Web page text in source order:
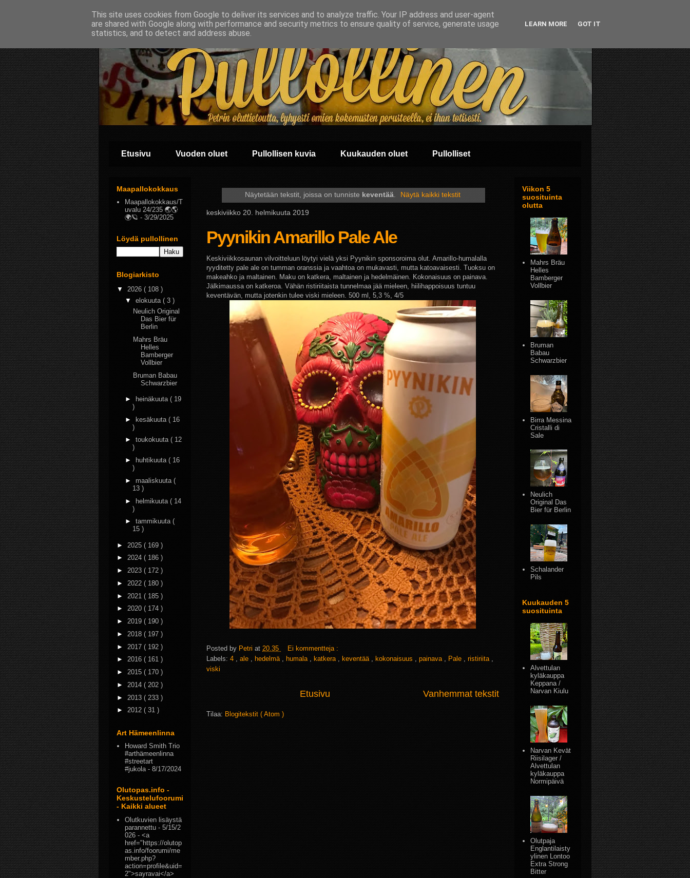
Etusivu Vuoden oluet Pullollisen kuvia Kuukauden oluet Pullolliset
Näytetään tekstit, joissa on tunniste keventää. Näytä kaikki tekstit
keskiviikko 20. helmikuuta 2019
Pyynikin Amarillo Pale Ale
Keskiviikkosaunan vilvoitteluun löytyi vielä yksi Pyynikin sponsoroima olut. Amarillo-humalalla
ryyditetty pale ale on tumman oranssia ja vaahtoa on mukavasti, mutta katoavaisesti. Tuoksu on
makeahko ja maltainen. Maku on katkera, maltainen ja hedelmäinen. Kokonaisuus on painava.
Jälkimaussa on katkeroa. Vähän ristiriitaista tunnelmaa jää mieleen, hiilihappoisuus tuntuu
keventävän, mutta jotenkin tulee viski mieleen. 500 ml, 5,3 %, 4/5
Posted by Petri at 20.35
Ei kommentteja :
Labels: 4 , ale , hedelmä , humala , katkera , keventää , kokonaisuus , painava , Pale , ristiriita ,
viski
Vanhemmat tekstit
Etusivu
Tilaa: Blogitekstit ( Atom )
Maapallokokkaus
Maapallokokkaus/T
uvalu 24/235 🌏🌎
🌍🪐 - 3/29/2025
Löydä pullollinen
Blogiarkisto
▼ 2026 ( 108 )
▼ elokuuta ( 3 )
Neulich Original
Das Bier für
Berlin
Mahrs Bräu
Helles
Bamberger
Vollbier
Bruman Babau
Schwarzbier
► heinäkuuta ( 19
)
► kesäkuuta ( 16
)
► toukokuuta ( 12
)
►
huhtikuuta ( 16
)
► maaliskuuta (
13 )
► helmikuuta ( 14
)
► tammikuuta (
15 )
► 2025 ( 169 )
► 2024 ( 186 )
► 2023 ( 172 )
► 2022 ( 180 )
► 2021 ( 185 )
► 2020 ( 174 )
► 2019 ( 190 )
► 2018 ( 197 )
► 2017 ( 192 )
► 2016 ( 161 )
► 2015 ( 170 )
► 2014 ( 202 )
► 2013 ( 233 )
► 2012 ( 31 )
Art Hämeenlinna
Howard Smith Trio
#arthämeenlinna
#streetart
#jukola- 8/17/2024
Olutopas.info -
Keskustelufoorumi
- Kaikki alueet
Olutkuvien lisäystä
parannettu - 5/15/2
026 - <a
href="https://olutop
as.info/foorumi/me
mber.php?
action=profile&uid=
2">sayravai</a>
Viikon 5
suosituinta
olutta
Mahrs Bräu
Helles
Bamberger
Vollbier
Bruman
Babau
Schwarzbier
Birra Messina
Cristalli di
Sale
Neulich
Original Das
Bier für Berlin
Schalander
Pils
Kuukauden 5
suosituinta
Alvettulan
kyläkauppa
Keppana /
Narvan Kiulu
Narvan Kevät
Riisilager /
Alvettulan
kyläkauppa
Normipäivä
Olutpaja
Englantilaisty
ylinen Lontoo
Extra Strong
Bitter
This site uses cookies from Google to deliver its services and to analyze traffic. Your IP address and user-agent
are shared with Google along with performance and security metrics to ensure quality of service, generate usage
statistics, and to detect and address abuse.
LEARN MORE GOT IT